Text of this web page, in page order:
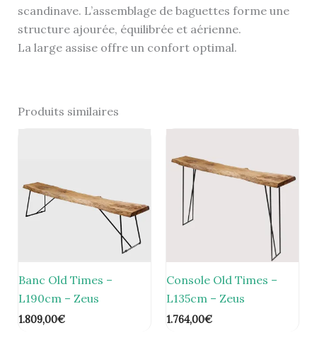
scandinave. L’assemblage de baguettes forme une
structure ajourée, équilibrée et aérienne.
La large assise offre un confort optimal.
Produits similaires
Banc Old Times –
L190cm – Zeus
1.809,00€
Console Old Times –
L135cm – Zeus
1.764,00€